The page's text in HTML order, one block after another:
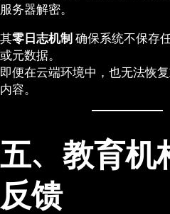
服务器解密。
其零日志机制 确保系统不保存
或元数据。
即便在云端环境中，也无法恢
内容。
五、教育机
反馈